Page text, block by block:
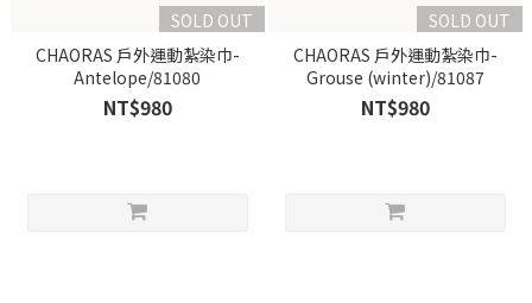
SOLD OUT
CHAORAS 戶外運動紮染巾-
Antelope/81080
NT$980
SOLD OUT
CHAORAS 戶外運動紮染巾-
Grouse (winter)/81087
NT$980